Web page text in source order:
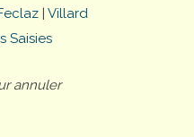
| Villard
Saisies
annuler